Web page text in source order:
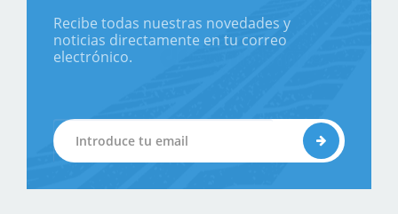
Recibe todas nuestras novedades y
noticias directamente en tu correo
electrónico.